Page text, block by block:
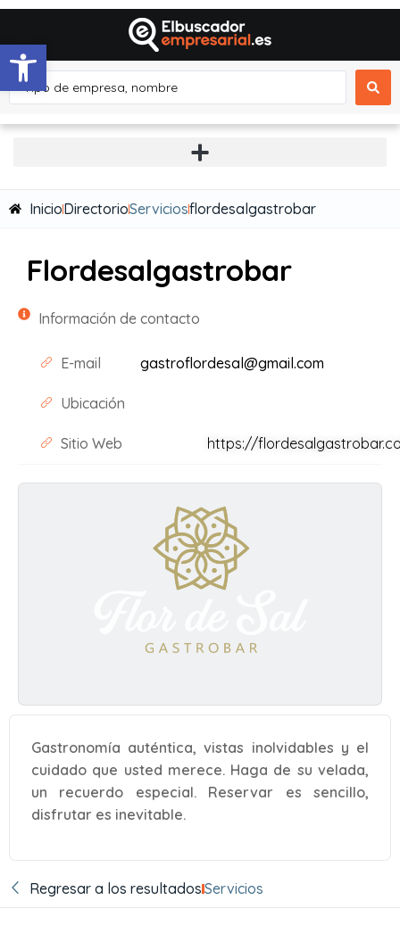
Abrir barra de herramientas
InicioDirectorioServiciosflordesalgastrobar
Flordesalgastrobar
Información de contacto
E-mail gastroflordesal@gmail.com
Ubicación
Sitio Web https://
Gastronomía auténtica, vistas inolvidables y el
cuidado que usted merece. Haga de su velada,
un recuerdo especial. Reservar es sencillo,
disfrutar es inevitable.
Regresar a los resultadosServicios